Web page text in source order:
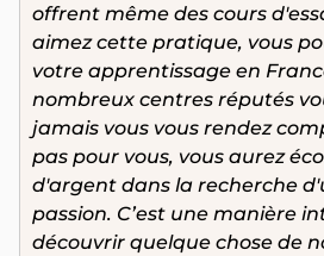
offrent même des cours
aimez cette pratique, vous
votre apprentissage en
nombreux centres réputés
jamais vous vous rendez
pas pour vous, vous aurez
d'argent dans la recherche
passion. C’est une manière
découvrir quelque chose de